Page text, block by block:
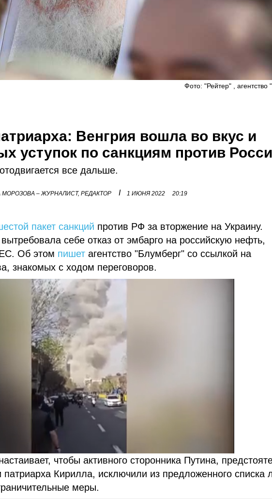
Фото: "Рейтер" , агентство
Венгрия вошла во вкус и
уступок по санкциям против
все дальше.
– ЖУРНАЛИСТ, РЕДАКТОР I 1 ИЮНЯ 2022 20:19
пакет санкций против РФ за вторжение на Украину.
себе отказ от эмбарго на российскую нефть,
ЕС. Об этом пишет агентство "Блумберг" со ссылкой на
знакомых с ходом переговоров.
чтобы активного сторонника Путина,
патриарха Кирилла, исключили из предложенного списка
меры.